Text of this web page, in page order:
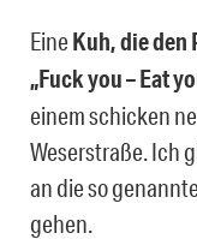
EineKuh, die den
„Fuck you – Eat
einem schicken
Weserstraße. Ich
an die so
gehen.